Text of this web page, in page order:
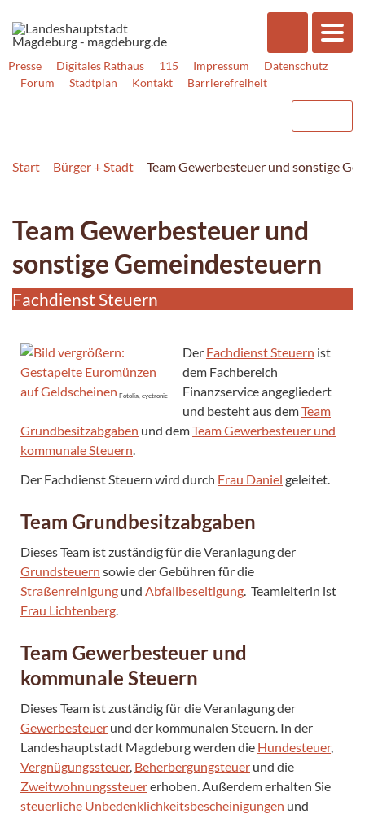
Presse Digitales Rathaus 115 Impressum
Datenschutz
Forum
Stadtplan Kontakt Barrierefreiheit
Start Bürger + Stadt Team Gewerbesteuer und sonstige
Team Gewerbesteuer und
sonstige Gemeindesteuern
Fachdienst Steuern
Fotolia, eyetronic
Der Fachdienst Steuern ist
dem Fachbereich
Finanzservice angegliedert
und besteht aus demTeam
Grundbesitzabgaben und demTeam Gewerbesteuer und
kommunale Steuern
Der Fachdienst Steuern wird durch Frau Daniel geleitet.
Team Grundbesitzabgaben
Dieses Team ist zuständig für die Veranlagung der
Grundsteuern sowie der Gebühren für die
Straßenreinigung und Abfallbeseitigung . Teamleiterin ist
Frau Lichtenberg
Team Gewerbesteuer und
kommunale Steuern
Dieses Team ist zuständig für die Veranlagung der
Gewerbesteuer und der kommunalen Steuern. In der
Landeshauptstadt Magdeburg werden die Hundesteuer,
Vergnügungssteuer, Beherbergungsteuer und die
Zweitwohnungssteuererhoben. Außerdem erhalten Sie
steuerliche Unbedenklichkeitsbescheinigungen und